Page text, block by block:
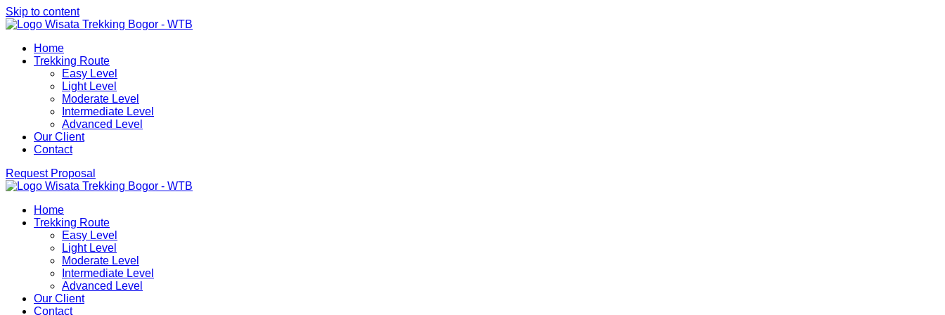
Skip to content
Wisata Trekking Bogor By Lintas Group
Aktivitas outdoor Bogor untuk anda yang ingin berwisata ke Bogor Sentul, Hiking dan Trekking Sentul pilihan yang cocok untuk anda. Berikut Pilihan Harga Paket , Rute , Tempat , dan
Panduan Trekking Sentul Bogor
Home
Trekking Route
Easy Level
Light Level
Moderate Level
Intermediate Level
Advanced Level
Our Client
Contact
Request Proposal
Wisata Trekking Bogor By Lintas Group
Aktivitas outdoor Bogor untuk anda yang ingin berwisata ke Bogor Sentul, Hiking dan Trekking Sentul pilihan yang cocok untuk anda. Berikut Pilihan Harga Paket , Rute , Tempat , dan
Panduan Trekking Sentul Bogor
Home
Trekking Route
Easy Level
Light Level
Moderate Level
Intermediate Level
Advanced Level
Our Client
Contact